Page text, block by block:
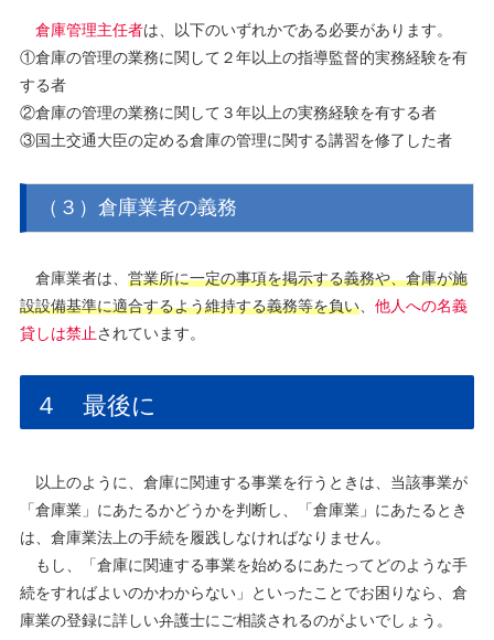
倉庫管理主任者は、以下のいずれかである必要があります。
①倉庫の管理の業務に関して２年以上の指導監督的実務経験を有
する者
②倉庫の管理の業務に関して３年以上の実務経験を有する者
③国土交通大臣の定める倉庫の管理に関する講習を修了した者
（３）倉庫業者の義務
倉庫業者は、営業所に一定の事項を掲示する義務や、倉庫が施
設設備基準に適合するよう維持する義務等を負い、他人への名義
貸しは禁止されています。
４ 最後に
以上のように、倉庫に関連する事業を行うときは、当該事業が
「倉庫業」にあたるかどうかを判断し、「倉庫業」にあたるとき
は、倉庫業法上の手続を履践しなければなりません。
もし、「倉庫に関連する事業を始めるにあたってどのような手
続をすればよいのかわからない」といったことでお困りなら、倉
庫業の登録に詳しい弁護士にご相談されるのがよいでしょう。